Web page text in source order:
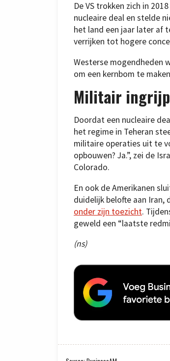
De VS trokken zich in
nucleaire deal en stelde
het land een jaar later af
verrijken tot hogere
Westerse mogendheden
om een kernbom te
Militair
Doordat een nucleaire
het regime in Teheran
militaire operaties uit te
opbouwen? Ja.”, zei de
Colorado.
En ook de Amerikanen
duidelijk belofte aan Iran,
onder zijn toezicht.
geweld een “laatste
(ns)